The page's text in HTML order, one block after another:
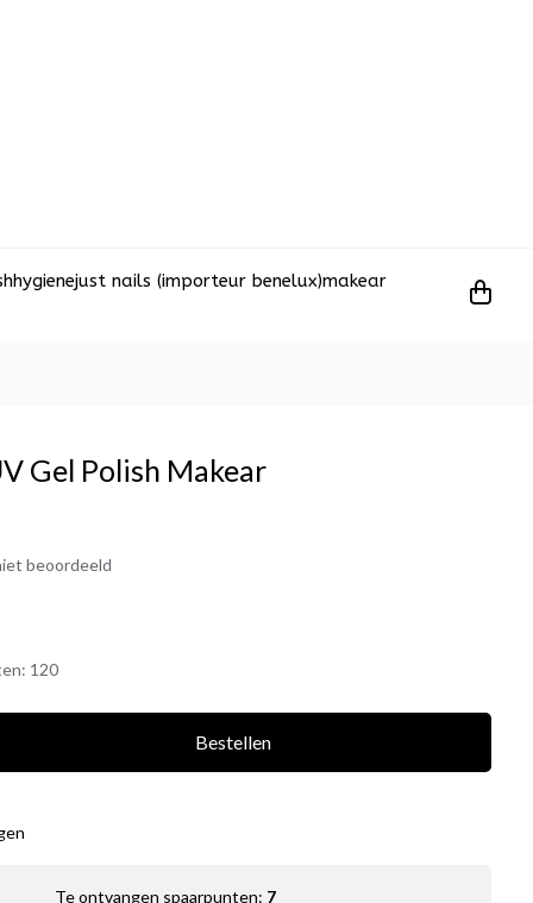
hygienejust nails (importeur benelux)makear
Gel Polish Makear
beoordeeld
120
Bestellen
Te ontvangen spaarpunten: 7